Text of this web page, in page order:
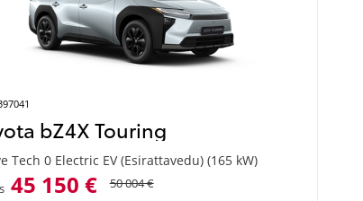
bZ4X Touring
Tech 0 Electric EV (Esirattavedu) (165 kW)
45 150 € 50 004 €